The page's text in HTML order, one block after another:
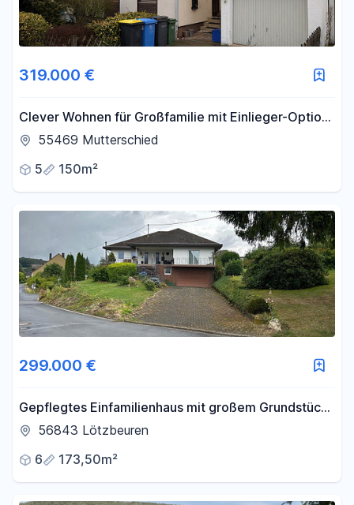
319.000 €
Clever Wohnen für Großfamilie mit Einlieger-Option,
PV + Batteriespeicher
55469 Mutterschied
5
150m²
299.000 €
Gepflegtes Einfamilienhaus mit großem Grundstück
zu verkaufen
56843 Lötzbeuren
6
173,50m²